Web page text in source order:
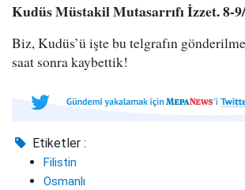
Kudüs Müstakil Mutasarrıfı İzzet. 8-
Biz, Kudüs’ü işte bu telgrafın
saat sonra kaybettik!
Etiketler :
Filistin
Osmanlı